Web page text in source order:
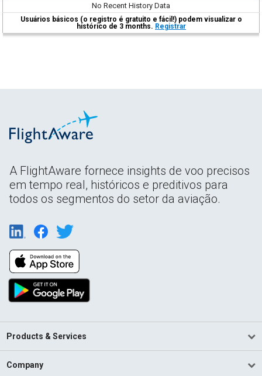
No Recent History Data
Usuários básicos (o registro é gratuito e fácil!) podem visualizar o
histórico de 3 months. Registrar
A FlightAware fornece insights de voo precisos
em tempo real, históricos e preditivos para
todos os segmentos do setor da aviação.
Products & Services
Company